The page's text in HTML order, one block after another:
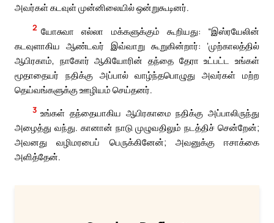
அவர்கள் கடவுள் முன்னிலையில் ஒன்றுகூடினர்.
2 யோசுவா எல்லா மக்களுக்கும் கூறியது: “இஸ்ரயேலின்
கடவுளாகிய ஆண்டவர் இவ்வாறு கூறுகின்றார்: ‘முற்காலத்தில்
ஆபிரகாம், நாகோர் ஆகியோரின் தந்தை தேரா உட்பட்ட உங்கள்
மூதாதையர் நதிக்கு அப்பால் வாழ்ந்தபொழுது அவர்கள் மற்ற
தெய்வங்களுக்கு ஊழியம் செய்தனர்.
3 உங்கள் தந்தையாகிய ஆபிரகாமை நதிக்கு அப்பாலிருந்து
அழைத்து வந்து. கானான் நாடு முழுவதிலும் நடத்திச் சென்றேன்;
அவனது வழிமரபைப் பெருக்கினேன்; அவனுக்கு ஈசாக்கை
அளித்தேன்.